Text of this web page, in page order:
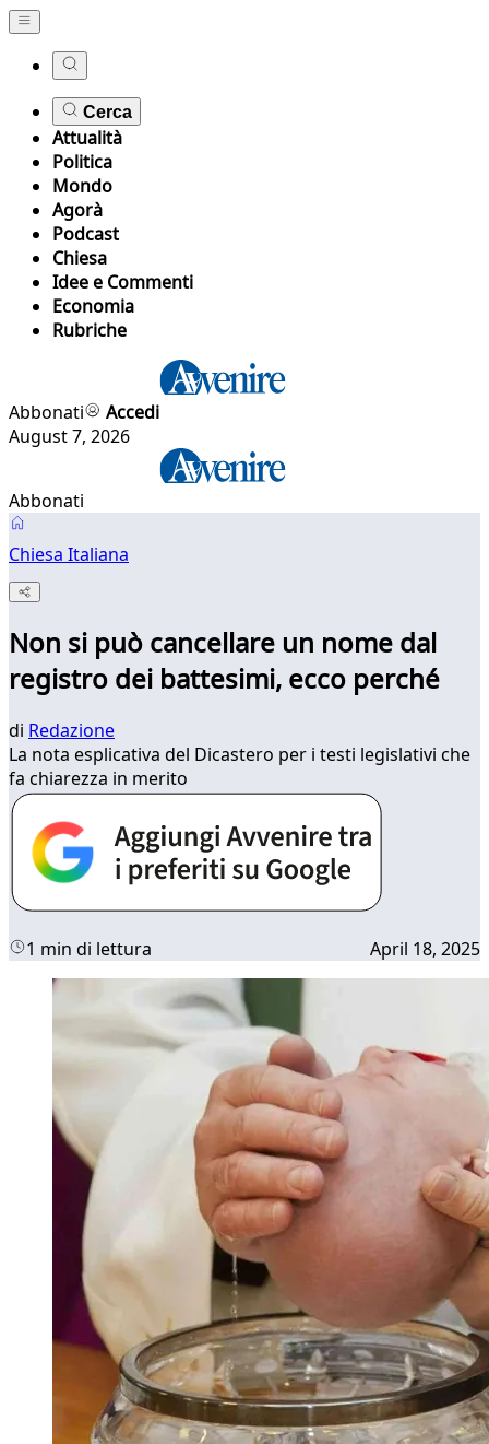
Cerca
Attualità
Politica
Mondo
Agorà
Podcast
Chiesa
Idee e Commenti
Economia
Rubriche
Abbonati
Accedi
August 7, 2026
Abbonati
Chiesa Italiana
Non si può cancellare un nome dal
registro dei battesimi, ecco perché
di Redazione
La nota esplicativa del Dicastero per i testi legislativi che
fa chiarezza in merito
1 min di lettura April 18, 2025